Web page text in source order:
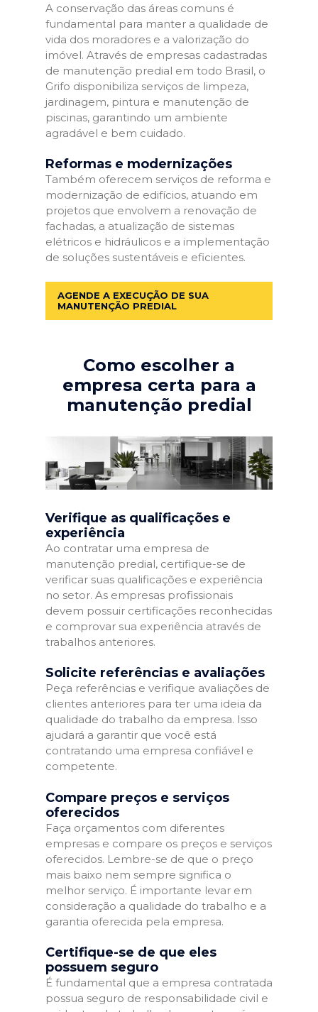
A conservação das áreas comuns é
fundamental para manter a qualidade de
vida dos moradores e a valorização do
imóvel. Através de empresas cadastradas
de manutenção predial em todo Brasil, o
Grifo disponibiliza serviços de limpeza,
jardinagem, pintura e manutenção de
piscinas, garantindo um ambiente
agradável e bem cuidado.
Reformas e modernizações
Também oferecem serviços de reforma e
modernização de edifícios, atuando em
projetos que envolvem a renovação de
fachadas, a atualização de sistemas
elétricos e hidráulicos e a implementação
de soluções sustentáveis e eficientes.
AGENDE A EXECUÇÃO DE SUA
MANUTENÇÃO PREDIAL
Como escolher a
empresa certa para a
manutenção predial
Verifique as qualificações e
experiência
Ao contratar uma empresa de
manutenção predial, certifique-se de
verificar suas qualificações e experiência
no setor. As empresas profissionais
devem possuir certificações reconhecidas
e comprovar sua experiência através de
trabalhos anteriores.
Solicite referências e avaliações
Peça referências e verifique avaliações de
clientes anteriores para ter uma ideia da
qualidade do trabalho da empresa. Isso
ajudará a garantir que você está
contratando uma empresa confiável e
competente.
Compare preços e serviços
oferecidos
Faça orçamentos com diferentes
empresas e compare os preços e serviços
oferecidos. Lembre-se de que o preço
mais baixo nem sempre significa o
melhor serviço. É importante levar em
consideração a qualidade do trabalho e a
garantia oferecida pela empresa.
Certifique-se de que eles
possuem seguro
É fundamental que a empresa contratada
possua seguro de responsabilidade civil e